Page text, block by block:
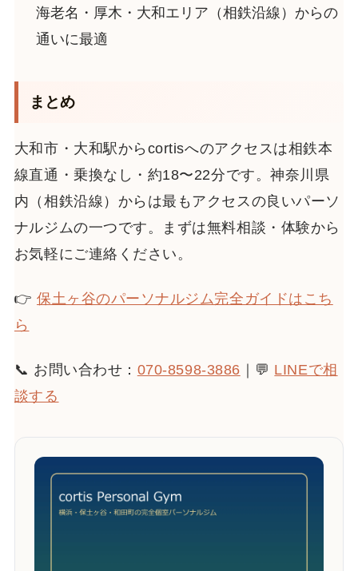
海老名・厚木・大和エリア（相鉄沿線）からの
通いに最適
まとめ
大和市・大和駅からcortisへのアクセスは相鉄本
線直通・乗換なし・約18〜22分です。神奈川県
内（相鉄沿線）からは最もアクセスの良いパーソ
ナルジムの一つです。まずは無料相談・体験から
お気軽にご連絡ください。
👉 保土ヶ谷のパーソナルジム完全ガイドはこち
ら
📞 お問い合わせ： 070-8598-3886 ｜💬 LINEで相
談する